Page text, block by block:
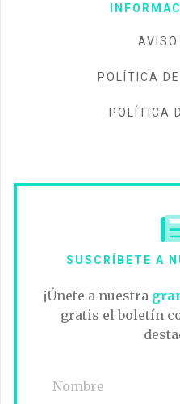
AVISO
POLÍTICA
POLÍTICA
SUSCRÍBETE A
¡Únete a nuestra
gratis el boletín